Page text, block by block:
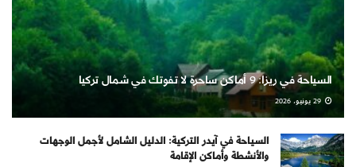
السياحة في ريزا: 9 أماكن ساحرة لا تفوتك في شمال تركيا
السياحة في آيدر التركية: الدليل الشامل لأجمل الوجهات
والأنشطة وأماكن الإقامة